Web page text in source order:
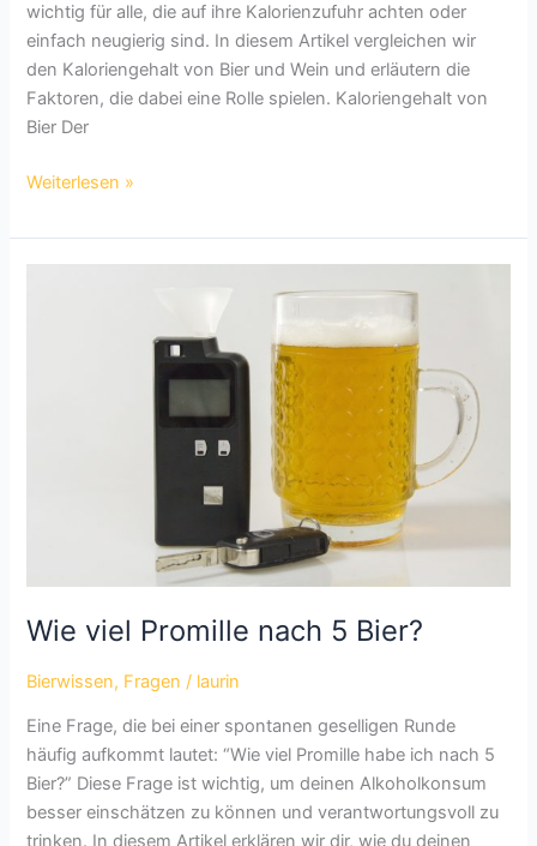
wichtig für alle, die auf ihre Kalorienzufuhr achten oder
einfach neugierig sind. In diesem Artikel vergleichen wir
den Kaloriengehalt von Bier und Wein und erläutern die
Faktoren, die dabei eine Rolle spielen. Kaloriengehalt von
Bier Der
Was
mehr
Weiterlesen »
Wie viel Promille nach 5 Bier?
Bierwissen, Fragen / laurin
Eine Frage, die bei einer spontanen geselligen Runde
häufig aufkommt lautet: “Wie viel Promille habe ich nach 5
Bier?” Diese Frage ist wichtig, um deinen Alkoholkonsum
besser einschätzen zu können und verantwortungsvoll zu
trinken. In diesem Artikel erklären wir dir, wie du deinen